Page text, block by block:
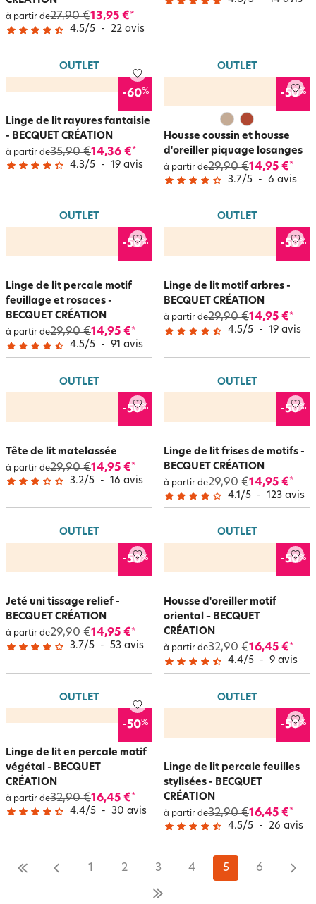
à partir de27,90 €13,95 €*
4.5/5 - 22 avis
OUTLET
-60%
Linge de lit rayures fantaisie
- BECQUET CRÉATION
à partir de35,90 €14,36 €*
4.3/5 - 19 avis
OUTLET
-50%
Housse coussin et housse
d'oreiller piquage losanges
à partir de29,90 €14,95 €*
3.7/5 - 6 avis
OUTLET
-50%
Linge de lit percale motif
feuillage et rosaces -
BECQUET CRÉATION
à partir de29,90 €14,95 €*
4.5/5 - 91 avis
OUTLET
-50%
Linge de lit motif arbres -
BECQUET CRÉATION
à partir de29,90 €14,95 €*
4.5/5 - 19 avis
OUTLET
-50%
Tête de lit matelassée
à partir de29,90 €14,95 €*
3.2/5 - 16 avis
OUTLET
-50%
Linge de lit frises de motifs -
BECQUET CRÉATION
à partir de29,90 €14,95 €*
4.1 /5 - 123 avis
OUTLET
-50%
Jeté uni tissage relief -
BECQUET CRÉATION
à partir de29,90 €14,95 €*
3.7/5 - 53 avis
OUTLET
-50%
Housse d'oreiller motif
oriental – BECQUET
CRÉATION
à partir de32,90 €16,45 €*
4.4/5 - 9 avis
OUTLET
-50%
Linge de lit en percale motif
végétal - BECQUET
CRÉATION
à partir de32,90 €16,45 €*
4.4/5 - 30 avis
OUTLET
-50%
Linge de lit percale feuilles
stylisées - BECQUET
CRÉATION
à partir de32,90 €16,45 €*
4.5/5 - 26 avis
1 2 3 4 5 6